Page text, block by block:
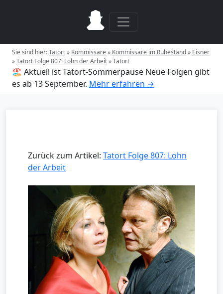
Sie sind hier:Tatort» Kommissare» Kommissare im Ruhestand» Eisner
»Tatort Folge 807: Lohn der Arbeit»Tatort
🏖️ Aktuell ist Tatort-Sommerpause Neue Folgen gibt
es ab 13 September. Mehr erfahren →
Zurück zum Artikel: Tatort Folge 807: Lohn
der Arbeit